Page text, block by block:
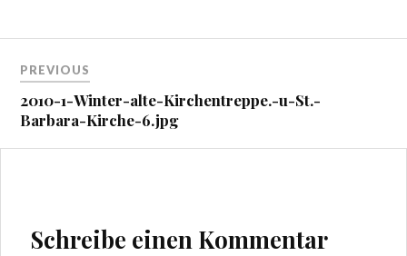
PREVIOUS
2010-1-Winter-alte-Kirchentreppe.-u-St.-
Barbara-Kirche-6.jpg
Schreibe einen Kommentar